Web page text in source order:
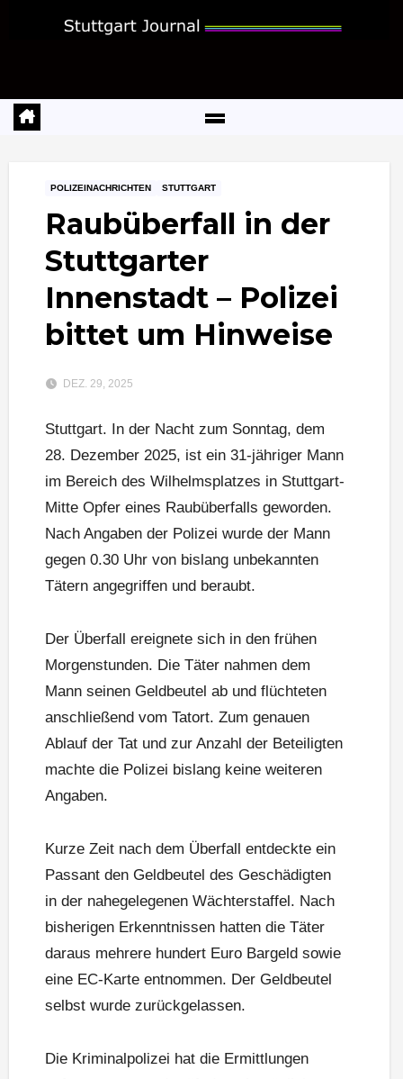
POLIZEINACHRICHTEN STUTTGART
Raubüberfall in der
Stuttgarter
Innenstadt – Polizei
bittet um Hinweise
DEZ. 29, 2025
Stuttgart. In der Nacht zum Sonntag, dem
28. Dezember 2025, ist ein 31-jähriger Mann
im Bereich des Wilhelmsplatzes in Stuttgart-
Mitte Opfer eines Raubüberfalls geworden.
Nach Angaben der Polizei wurde der Mann
gegen 0.30 Uhr von bislang unbekannten
Tätern angegriffen und beraubt.
Der Überfall ereignete sich in den frühen
Morgenstunden. Die Täter nahmen dem
Mann seinen Geldbeutel ab und flüchteten
anschließend vom Tatort. Zum genauen
Ablauf der Tat und zur Anzahl der Beteiligten
machte die Polizei bislang keine weiteren
Angaben.
Kurze Zeit nach dem Überfall entdeckte ein
Passant den Geldbeutel des Geschädigten
in der nahegelegenen Wächterstaffel. Nach
bisherigen Erkenntnissen hatten die Täter
daraus mehrere hundert Euro Bargeld sowie
eine EC-Karte entnommen. Der Geldbeutel
selbst wurde zurückgelassen.
Die Kriminalpolizei hat die Ermittlungen